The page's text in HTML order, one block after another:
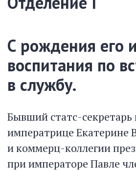
С рождения его и
воспитания по
в службу.
Бывший статс-секретарь
императрице Екатерине
и коммерц-коллегии
при императоре Павле